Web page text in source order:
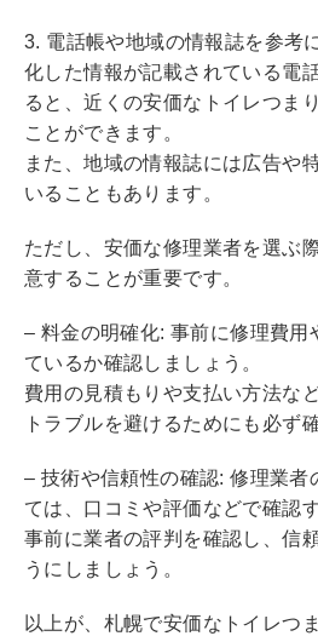
3. 電話帳や地域の情報誌を参考
化した情報が記載されている電
ると、近くの安価なトイレつま
ことができます。
また、地域の情報誌には広告や
いることもあります。
ただし、安価な修理業者を選ぶ
意することが重要です。
– 料金の明確化: 事前に修理費用
ているか確認しましょう。
費用の見積もりや支払い方法な
トラブルを避けるためにも必ず
– 技術や信頼性の確認: 修理業者
ては、口コミや評価などで確認
事前に業者の評判を確認し、信
うにしましょう。
以上が、札幌で安価なトイレつ